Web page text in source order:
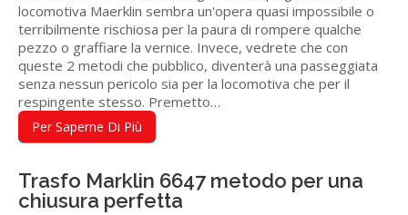
locomotiva Maerklin sembra un'opera quasi impossibile o
terribilmente rischiosa per la paura di rompere qualche
pezzo o graffiare la vernice. Invece, vedrete che con
queste 2 metodi che pubblico, diventerà una passeggiata
senza nessun pericolo sia per la locomotiva che per il
respingente stesso. Premetto…
Per Saperne Di Più
Trasfo Marklin 6647 metodo per una
chiusura perfetta